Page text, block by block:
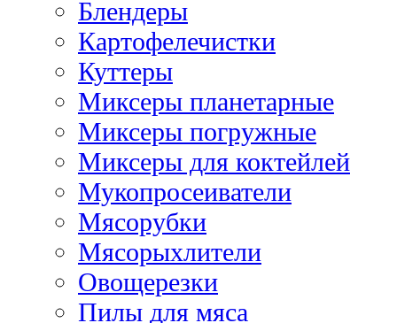
Блендеры
Картофелечистки
Куттеры
Миксеры планетарные
Миксеры погружные
Миксеры для коктейлей
Мукопросеиватели
Мясорубки
Мясорыхлители
Овощерезки
Пилы для мяса